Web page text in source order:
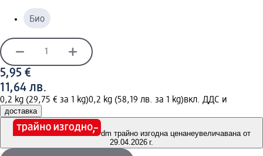
Био
5,95 €
11,64 лв.
0,2 kg (29,75 € за 1 kg)0,2 kg (58,19 лв. за 1 kg)вкл. ДДС и
доставка
dm трайно изгодна ценанеувеличавана от
29.04.2026 г.